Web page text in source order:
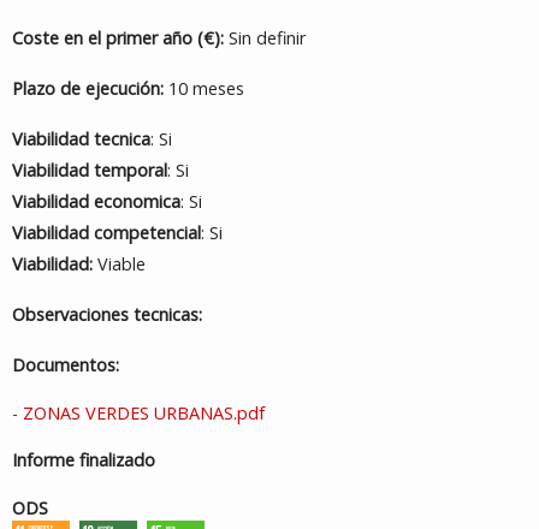
Coste en el primer año (€): Sin definir
Plazo de ejecución: 10 meses
Viabilidad tecnica: Si
Viabilidad temporal: Si
Viabilidad economica: Si
Viabilidad competencial: Si
Viabilidad: Viable
Observaciones tecnicas:
Documentos:
- ZONAS VERDES URBANAS.pdf
Informe finalizado
ODS